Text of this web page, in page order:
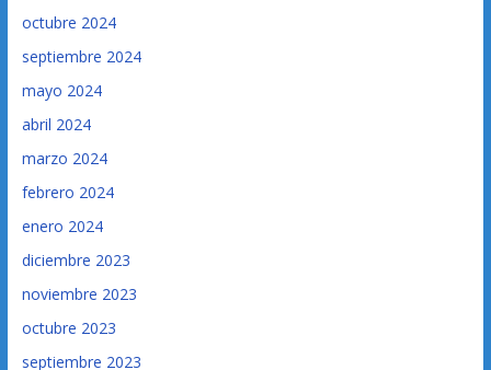
octubre 2024
septiembre 2024
mayo 2024
abril 2024
marzo 2024
febrero 2024
enero 2024
diciembre 2023
noviembre 2023
octubre 2023
septiembre 2023